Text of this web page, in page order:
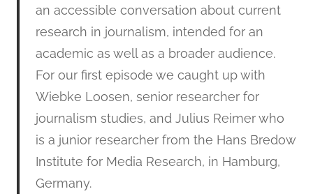
an accessible conversation about current
research in journalism, intended for an
academic as well as a broader audience.
For our first episode we caught up with
Wiebke Loosen, senior researcher for
journalism studies, and Julius Reimer who
is a junior researcher from the Hans Bredow
Institute for Media Research, in Hamburg,
Germany.